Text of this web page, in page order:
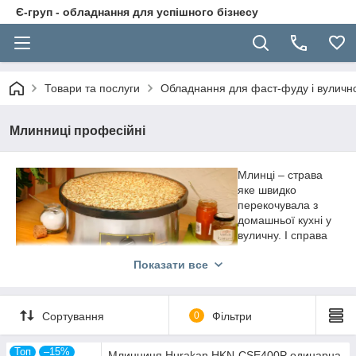
Є-груп - обладнання для успішного бізнесу
Товари та послуги Обладнання для фаст-фуду і
Млинниці професійні
Млинці – страва
яке швидко
перекочувала з
домашньої кухні у
вуличну. І справа
яка може мати різні
начинці, але і в тому, що готувати їх у точках фаст-фуду
Показати все
Сортування 0 Фільтри
Топ –15%